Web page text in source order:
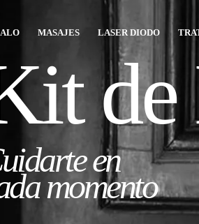
MASAJES LASER DIODO
en
momento
de